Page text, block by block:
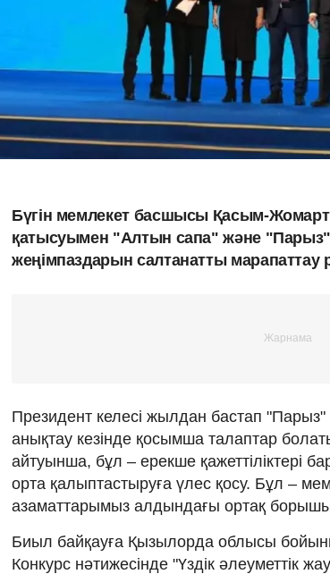
Бүгін мемлекет басшысы Қасым-
қатысуымен "Алтын сапа" және
жеңімпаздарын салтанатты марапаттау
Президент келесі жылдан бастап
анықтау кезінде қосымша талаптар
айтуынша, бұл – ерекше қажеттіліктері
орта қалыптастыруға үлес қосу. Бұл –
азаматтарымыз алдындағы ортақ
Биыл байқауға Қызылорда облысы
Конкурс нәтижесінде "Үздік әлеуметтік